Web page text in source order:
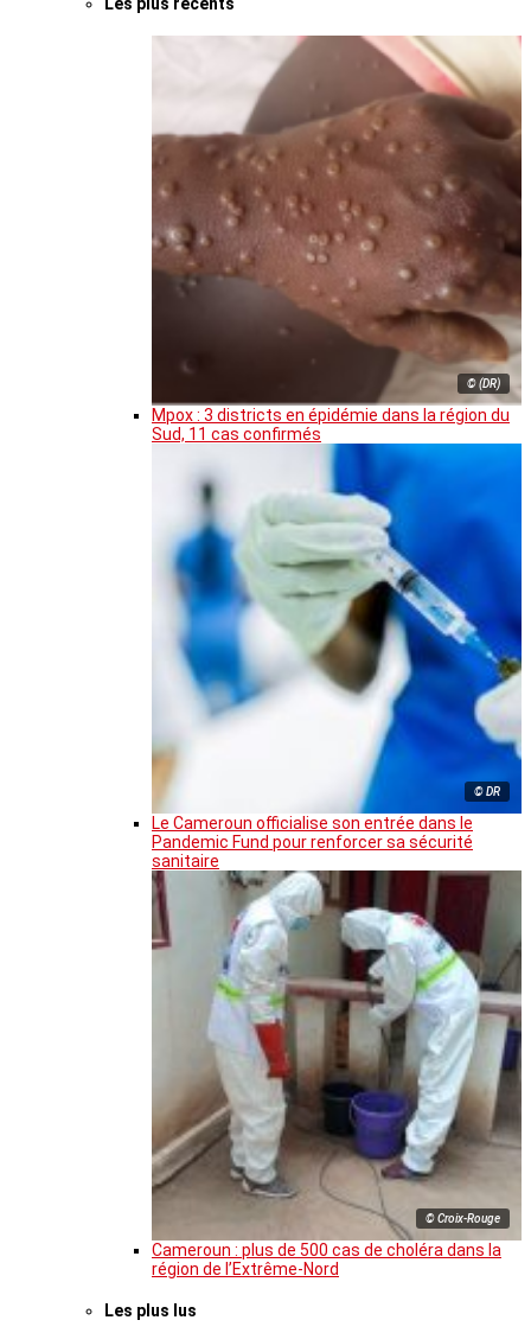
Les plus récents
© (DR)
Mpox : 3 districts en épidémie dans la région du
Sud, 11 cas confirmés
© DR
Le Cameroun officialise son entrée dans le
Pandemic Fund pour renforcer sa sécurité
sanitaire
© Croix-Rouge
Cameroun : plus de 500 cas de choléra dans la
région de l’Extrême-Nord
Les plus lus